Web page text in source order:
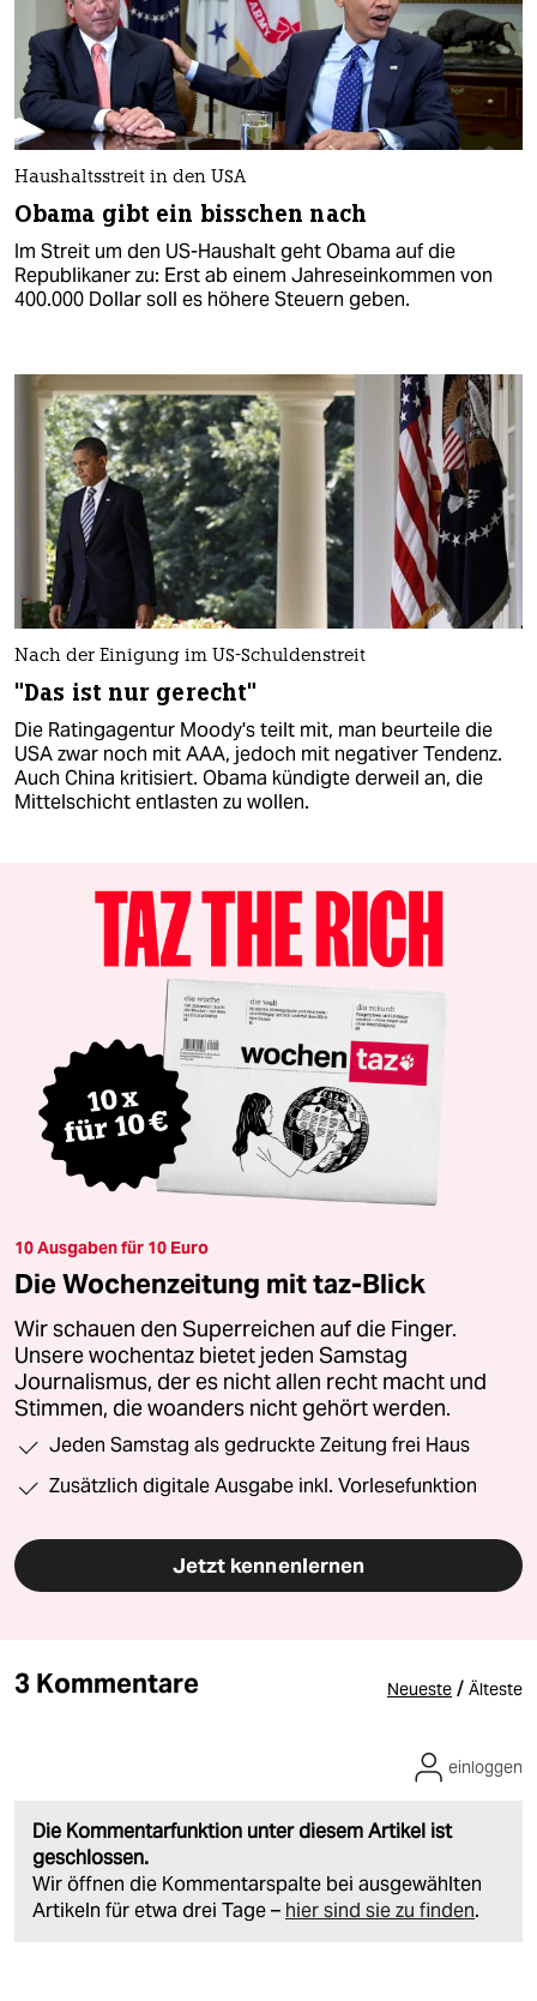
Haushaltsstreit in den USA
Obama gibt ein bisschen nach
Im Streit um den US-Haushalt geht Obama auf die
Republikaner zu: Erst ab einem Jahreseinkommen von
400.000 Dollar soll es höhere Steuern geben.
Nach der Einigung im US-Schuldenstreit
"Das ist nur gerecht"
Die Ratingagentur Moody's teilt mit, man beurteile die
USA zwar noch mit AAA, jedoch mit negativer Tendenz.
Auch China kritisiert. Obama kündigte derweil an, die
Mittelschicht entlasten zu wollen.
10 Ausgaben für 10 Euro
Die Wochenzeitung mit taz-Blick
Wir schauen den Superreichen auf die Finger.
Unsere wochentaz bietet jeden Samstag
Journalismus, der es nicht allen recht macht und
Stimmen, die woanders nicht gehört werden.
Jeden Samstag als gedruckte Zeitung frei Haus
Zusätzlich digitale Ausgabe inkl. Vorlesefunktion
Jetzt kennenlernen
3 Kommentare Neueste / Älteste
Die Kommentarfunktion unter diesem Artikel ist
geschlossen.
Wir öffnen die Kommentarspalte bei ausgewählten
Artikeln für etwa drei Tage – hier sind sie zu finden.
einloggen